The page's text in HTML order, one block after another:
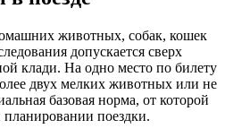
животных, собак, кошек
допускается сверх
клади. На одно место по билету
двух мелких животных или не
базовая норма, от которой
поездки.